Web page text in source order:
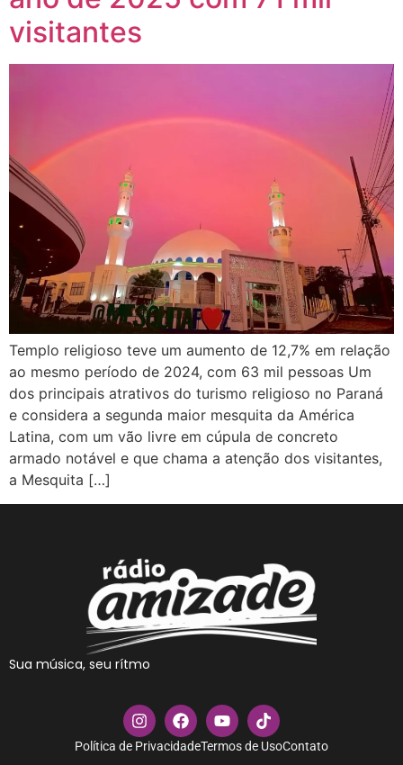
visitantes
Templo religioso teve um aumento de 12,7% em relação
ao mesmo período de 2024, com 63 mil pessoas Um
dos principais atrativos do turismo religioso no Paraná
e considera a segunda maior mesquita da América
Latina, com um vão livre em cúpula de concreto
armado notável e que chama a atenção dos visitantes,
a Mesquita […]
Sua música, seu rítmo
Política de PrivacidadeTermos de UsoContato